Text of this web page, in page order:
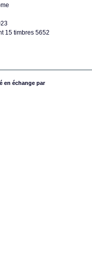
15 timbres 5652
en échange par